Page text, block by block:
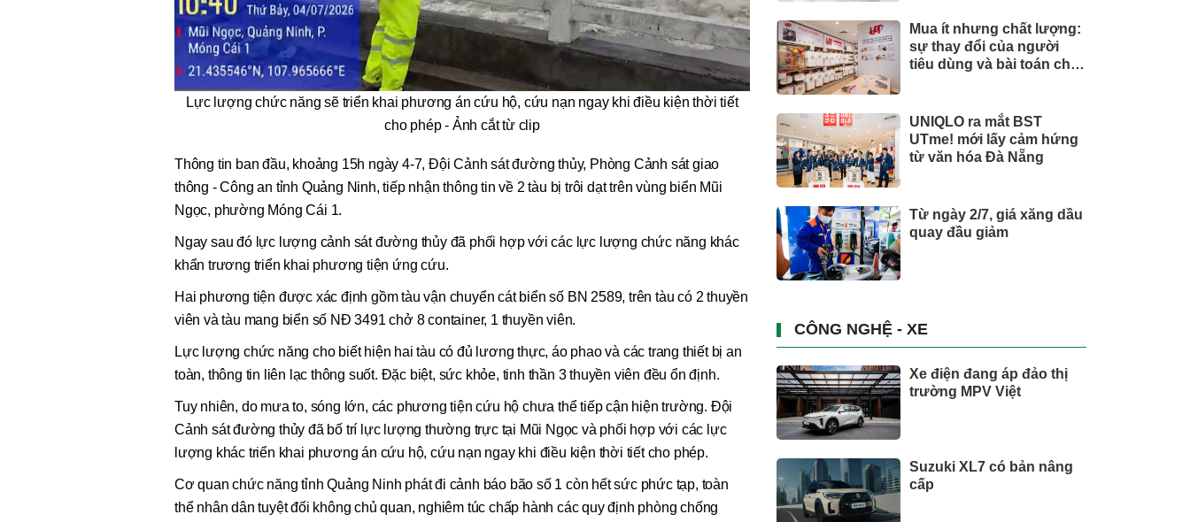
Lực lượng chức năng sẽ triển khai phương án cứu hộ, cứu nạn ngay khi điều kiện thời tiết
cho phép - Ảnh cắt từ clip
Thông tin ban đầu, khoảng 15h ngày 4-7, Đội Cảnh sát đường thủy, Phòng Cảnh sát giao
thông - Công an tỉnh Quảng Ninh, tiếp nhận thông tin về 2 tàu bị trôi dạt trên vùng biển Mũi
Ngọc, phường Móng Cái 1.
Ngay sau đó lực lượng cảnh sát đường thủy đã phối hợp với các lực lượng chức năng khác
khẩn trương triển khai phương tiện ứng cứu.
Hai phương tiện được xác định gồm tàu vận chuyển cát biển số BN 2589, trên tàu có 2 thuyền
viên và tàu mang biển số NĐ 3491 chở 8 container, 1 thuyền viên.
Lực lượng chức năng cho biết hiện hai tàu có đủ lương thực, áo phao và các trang thiết bị an
toàn, thông tin liên lạc thông suốt. Đặc biệt, sức khỏe, tinh thần 3 thuyền viên đều ổn định.
Tuy nhiên, do mưa to, sóng lớn, các phương tiện cứu hộ chưa thể tiếp cận hiện trường. Đội
Cảnh sát đường thủy đã bố trí lực lượng thường trực tại Mũi Ngọc và phối hợp với các lực
lượng khác triển khai phương án cứu hộ, cứu nạn ngay khi điều kiện thời tiết cho phép.
Cơ quan chức năng tỉnh Quảng Ninh phát đi cảnh báo bão số 1 còn hết sức phức tạp, toàn
thể nhân dân tuyệt đối không chủ quan, nghiêm túc chấp hành các quy định phòng chống
Mua ít nhưng chất lượng:
sự thay đổi của người
tiêu dùng và bài toán cho
UNIQLO ra mắt BST
UTme! mới lấy cảm hứng
từ văn hóa Đà Nẵng
Từ ngày 2/7, giá xăng dầu
quay đầu giảm
CÔNG NGHỆ - XE
Xe điện đang áp đảo thị
trường MPV Việt
Suzuki XL7 có bản nâng
cấp